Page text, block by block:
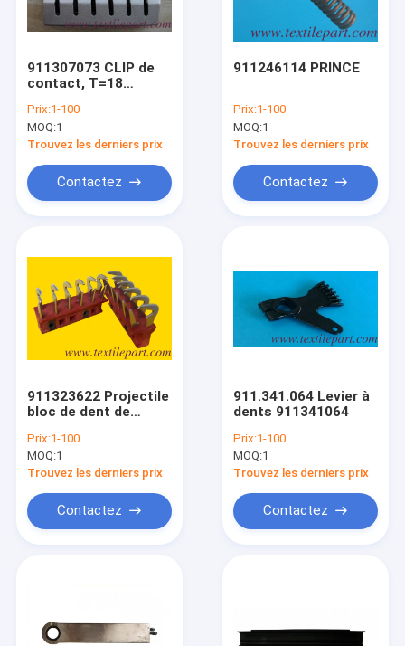
Visite d'usine
nouvelles
Demande de soumission
Parties à tisser de projectiles Sulzer
Parties de métiers à tisser
Parties à tissu de PICANOL
pièces de métiers à tisser
Parties à tissu de TOYOTA
Parties de métiers à tisser Tsudakoma
911307073 CLIP de
contact, T=18
contact, T=26
SULZER P7100 WARP
MOTION d'arrêt
Prix:1-100
MOQ:1
Trouvez les derniers prix
Contactez
911246114 PRINCE
Prix:1-100
MOQ:1
Trouvez les derniers prix
Contactez
911323622 Projectile
bloc de dent de
durcissement de la
dent de guide, rouge,
noir disponible,
Prix:1-100
MOQ:1
Trouvez les derniers prix
Contactez
911.341.064 Levier à
dents 911341064
Prix:1-100
MOQ:1
Trouvez les derniers prix
Contactez